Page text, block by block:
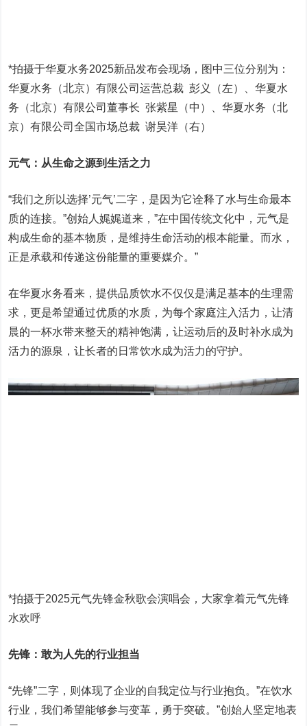
*拍摄于华夏水务2025新品发布会现场，图中三位分别为：
华夏水务（北京）有限公司运营总裁 彭义（左）、华夏水
务（北京）有限公司董事长 张紫星（中）、华夏水务（北
京）有限公司全国市场总裁 谢昊洋（右）
元气：从生命之源到生活之力
“我们之所以选择’元气’二字，是因为它诠释了水与生命最本
质的连接。”创始人娓娓道来，”在中国传统文化中，元气是
构成生命的基本物质，是维持生命活动的根本能量。而水，
正是承载和传递这份能量的重要媒介。”
在华夏水务看来，提供品质饮水不仅仅是满足基本的生理需
求，更是希望通过优质的水质，为每个家庭注入活力，让清
晨的一杯水带来整天的精神饱满，让运动后的及时补水成为
活力的源泉，让长者的日常饮水成为活力的守护。
*拍摄于2025元气先锋金秋歌会演唱会，大家拿着元气先锋
水欢呼
先锋：敢为人先的行业担当
“先锋”二字，则体现了企业的自我定位与行业抱负。”在饮水
行业，我们希望能够参与变革，勇于突破。”创始人坚定地表